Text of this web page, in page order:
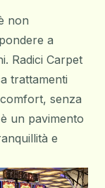
non
a
. Radici Carpet
trattamenti
senza
un pavimento
e